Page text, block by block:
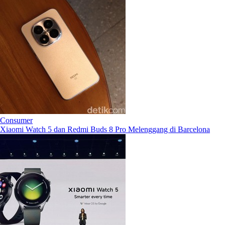
Consumer
Xiaomi Watch 5 dan Redmi Buds 8 Pro Melenggang di Barcelona